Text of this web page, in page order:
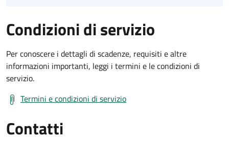
Condizioni di servizio
Per conoscere i dettagli di scadenze, requisiti e altre
informazioni importanti, leggi i termini e le condizioni di
servizio.
Termini e condizioni di servizio
Contatti